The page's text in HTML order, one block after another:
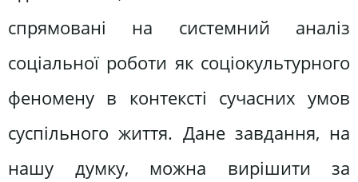
спрямовані на системний аналіз
соціальної роботи як соціокультурного
феномену в контексті сучасних умов
суспільного життя. Дане завдання, на
нашу думку, можна вирішити за